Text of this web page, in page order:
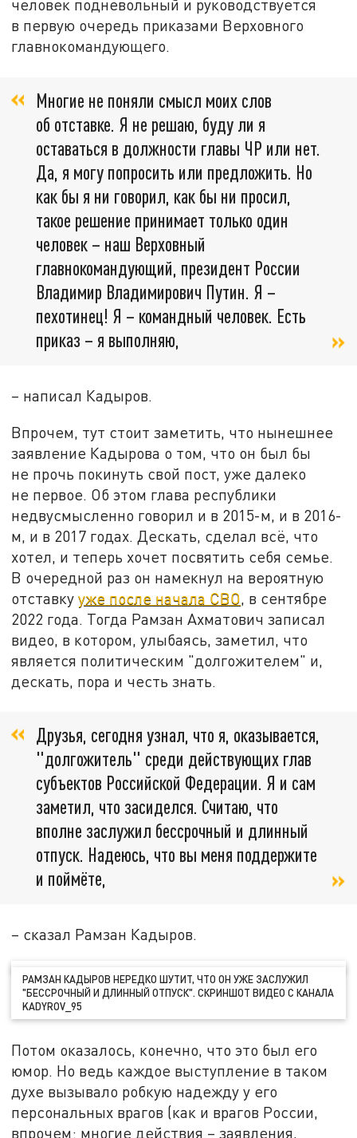
человек подневольный и руководствуется
в первую очередь приказами Верховного
главнокомандующего.
Многие не поняли смысл моих слов
об отставке. Я не решаю, буду ли я
оставаться в должности главы ЧР или нет.
Да, я могу попросить или предложить. Но
как бы я ни говорил, как бы ни просил,
такое решение принимает только один
человек – наш Верховный
главнокомандующий, президент России
Владимир Владимирович Путин. Я –
пехотинец! Я – командный человек. Есть
приказ – я выполняю,
– написал Кадыров.
Впрочем, тут стоит заметить, что нынешнее
заявление Кадырова о том, что он был бы
не прочь покинуть свой пост, уже далеко
не первое. Об этом глава республики
недвусмысленно говорил и в 2015-м, и в 2016-
м, и в 2017 годах. Дескать, сделал всё, что
хотел, и теперь хочет посвятить себя семье.
В очередной раз он намекнул на вероятную
отставкууже после начала СВО , в сентябре
2022 года. Тогда Рамзан Ахматович записал
видео, в котором, улыбаясь, заметил, что
является политическим "долгожителем" и,
дескать, пора и честь знать.
Друзья, сегодня узнал, что я, оказывается,
"долгожитель" среди действующих глав
субъектов Российской Федерации. Я и сам
заметил, что засиделся. Считаю, что
вполне заслужил бессрочный и длинный
отпуск. Надеюсь, что вы меня поддержите
и поймёте,
– сказал Рамзан Кадыров.
РАМЗАН КАДЫРОВ НЕРЕДКО ШУТИТ, ЧТО ОН УЖЕ ЗАСЛУЖИЛ
"БЕССРОЧНЫЙ И ДЛИННЫЙ ОТПУСК". СКРИНШОТ ВИДЕО С КАНАЛА
KADYROV_95
Потом оказалось, конечно, что это был его
юмор. Но ведь каждое выступление в таком
духе вызывало робкую надежду у его
персональных врагов (как и врагов России,
впрочем: многие действия – заявления,